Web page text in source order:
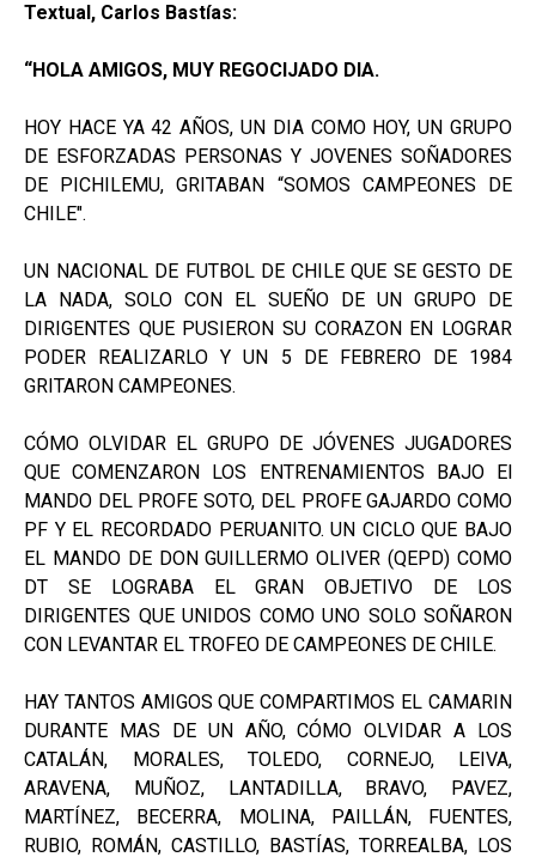
Textual, Carlos Bastías:
“HOLA AMIGOS, MUY REGOCIJADO DIA.
HOY HACE YA 42 AÑOS, UN DIA COMO HOY, UN GRUPO
DE ESFORZADAS PERSONAS Y JOVENES SOÑADORES
DE PICHILEMU, GRITABAN “SOMOS CAMPEONES DE
CHILE".
UN NACIONAL DE FUTBOL DE CHILE QUE SE GESTO DE
LA NADA, SOLO CON EL SUEÑO DE UN GRUPO DE
DIRIGENTES QUE PUSIERON SU CORAZON EN LOGRAR
PODER REALIZARLO Y UN 5 DE FEBRERO DE 1984
GRITARON CAMPEONES.
CÓMO OLVIDAR EL GRUPO DE JÓVENES JUGADORES
QUE COMENZARON LOS ENTRENAMIENTOS BAJO El
MANDO DEL PROFE SOTO, DEL PROFE GAJARDO COMO
PF Y EL RECORDADO PERUANITO. UN CICLO QUE BAJO
EL MANDO DE DON GUILLERMO OLIVER (QEPD) COMO
DT SE LOGRABA EL GRAN OBJETIVO DE LOS
DIRIGENTES QUE UNIDOS COMO UNO SOLO SOÑARON
CON LEVANTAR EL TROFEO DE CAMPEONES DE CHILE.
HAY TANTOS AMIGOS QUE COMPARTIMOS EL CAMARIN
DURANTE MAS DE UN AÑO, CÓMO OLVIDAR A LOS
CATALÁN, MORALES, TOLEDO, CORNEJO, LEIVA,
ARAVENA, MUÑOZ, LANTADILLA, BRAVO, PAVEZ,
MARTÍNEZ, BECERRA, MOLINA, PAILLÁN, FUENTES,
RUBIO, ROMÁN, CASTILLO, BASTÍAS, TORREALBA, LOS